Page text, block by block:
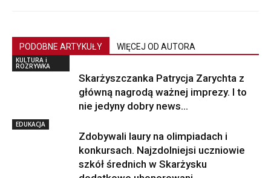
PODOBNE ARTYKUŁY WIĘCEJ OD AUTORA
KULTURA i
ROZRYWKA
Skarżyszczanka Patrycja Zarychta z
główną nagrodą ważnej imprezy. I to
nie jedyny dobry news…
EDUKACJA
Zdobywali laury na olimpiadach i
konkursach. Najzdolniejsi uczniowie
szkół średnich w Skarżysku